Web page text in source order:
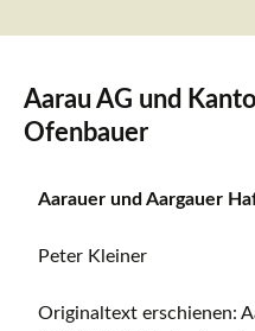
Aarau AG und
Ofenbauer
Aarauer und Aargauer
Peter Kleiner
Originaltext erschienen: